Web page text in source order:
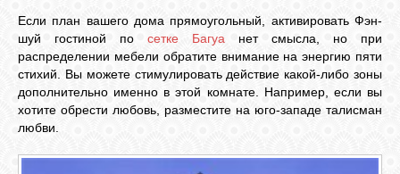
Если план вашего дома прямоугольный, активировать Фэн-
шуй гостиной по сетке Багуа нет смысла, но при
распределении мебели обратите внимание на энергию пяти
стихий. Вы можете стимулировать действие какой-либо зоны
дополнительно именно в этой комнате. Например, если вы
хотите обрести любовь, разместите на юго-западе талисман
любви.